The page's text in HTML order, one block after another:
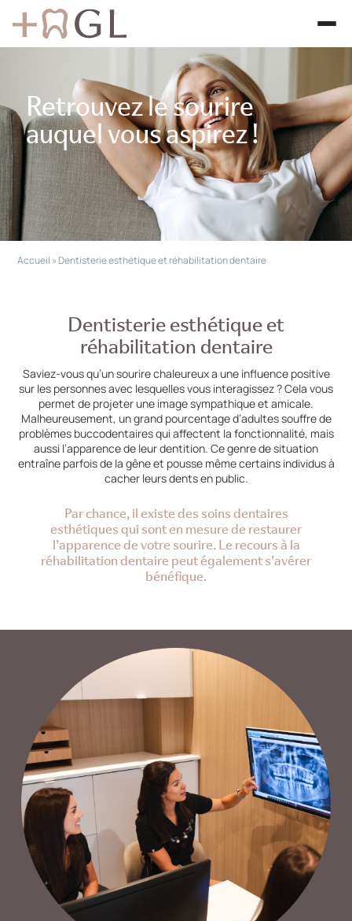
Retrouvez le sourire
auquelvous aspirez !
Accueil »Dentisterie esthétique et réhabilitation dentaire
Dentisterie esthétiqueet
réhabilitation dentaire
Saviez-vous qu’un sourire chaleureux a une influence positive
sur les personnes avec lesquelles vous interagissez ? Cela vous
permet de projeter une image sympathique et amicale.
Malheureusement, un grand pourcentage d’adultes souffre de
problèmes buccodentaires qui affectent la fonctionnalité, mais
aussi l’apparence de leur dentition. Ce genre de situation
entraîne parfois de la gêne et pousse même certains individus à
cacher leurs dents en public.
Par chance, il existe des soins dentaires
esthétiques qui sont en mesure de restaurer
l’apparence de votre sourire. Le recours à la
réhabilitation dentaire peut également s’avérer
bénéfique.